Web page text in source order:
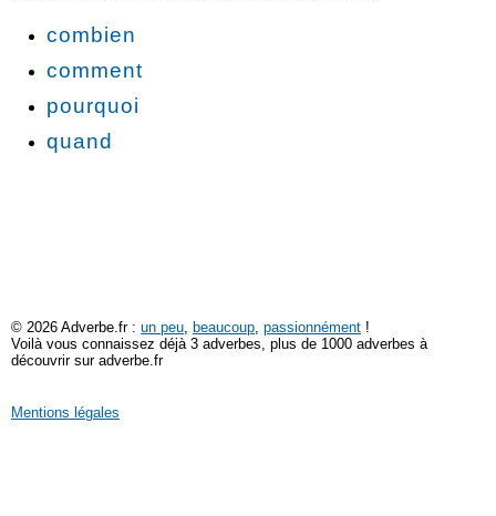
combien
comment
pourquoi
quand
© 2026 Adverbe.fr : un peu beaucoup passionnément !
Voilà vous connaissez déjà 3 adverbes, plus de 1000 adverbes à
découvrir sur adverbe.fr
Mentions légales